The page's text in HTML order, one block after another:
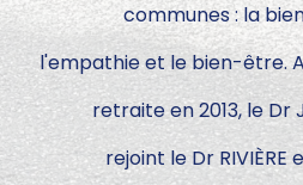
communes : la
l'empathie et le bien-être.
retraite en 2013, le Dr
rejoint le Dr